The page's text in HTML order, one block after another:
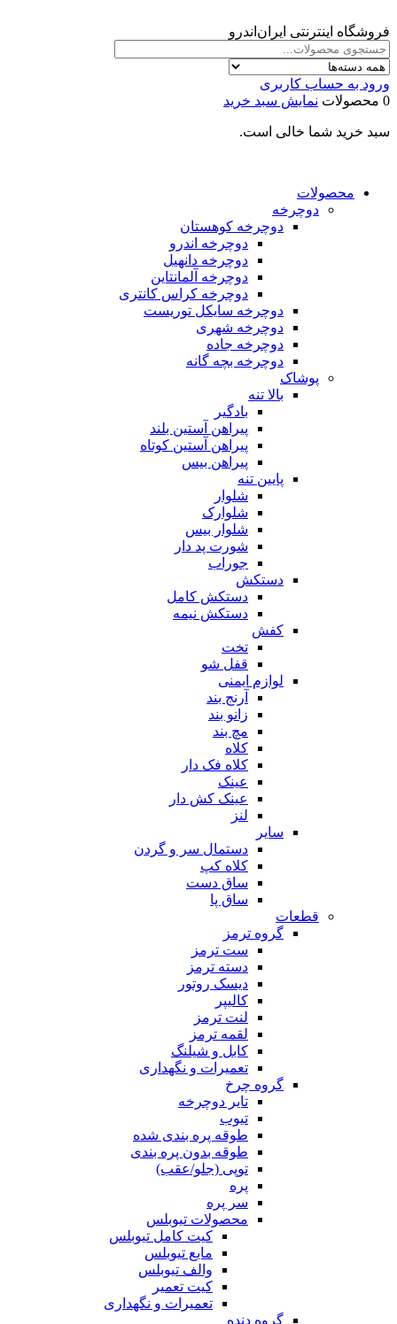
فروشگاه اینترنتی ایران‌اندرو
ورود به حساب کاربری
0 محصولات
نمایش سبد خرید
سبد خرید شما خالی است.
محصولات
دوچرخه
دوچرخه کوهستان
دوچرخه اندرو
دوچرخه دانهیل
دوچرخه آلمانتاین
دوچرخه کراس کانتری
دوچرخه سایکل توریست
دوچرخه شهری
دوچرخه جاده
دوچرخه بچه گانه
پوشاک
بالا تنه
بادگیر
پیراهن آستین بلند
پیراهن آستین کوتاه
پیراهن بیس
پایین تنه
شلوار
شلوارک
شلوار بیس
شورت پد دار
جوراب
دستکش
دستکش کامل
دستکش نیمه
کفش
تخت
قفل شو
لوازم ایمنی
آرنج بند
زانو بند
مچ بند
کلاه
کلاه فک دار
عینک
عینک کش دار
لنز
سایر
دستمال سر و گردن
کلاه کپ
ساق دست
ساق پا
قطعات
گروه ترمز
ست ترمز
دسته ترمز
دیسک روتور
کالیپر
لنت ترمز
لقمه ترمز
کابل و شیلنگ
تعمیرات و نگهداری
گروه چرخ
تایر دوچرخه
تیوب
طوقه پره بندی شده
طوقه بدون پره بندی
توپی (جلو/عقب)
پره
سر پره
محصولات تیوبلس
کیت کامل تیوبلس
مایع تیوبلس
والف تیوبلس
کیت تعمیر
تعمیرات و نگهداری
گروه دنده